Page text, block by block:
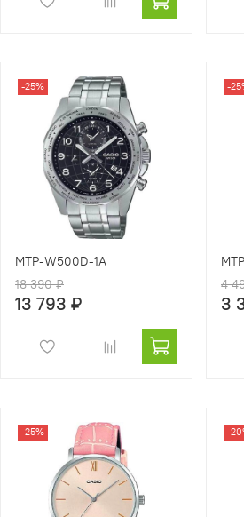
-25%
MTP-W500D-1A
18 390 ₽
13 793 ₽
-
4
3
-25% -